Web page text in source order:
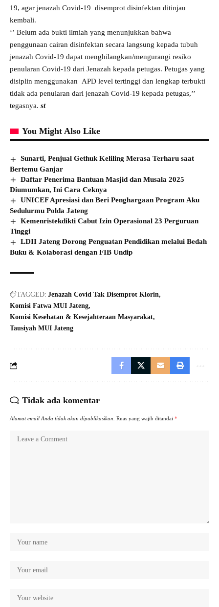
19, agar jenazah Covid-19 disemprot disinfektan ditinjau
kembali.
‘’ Belum ada bukti ilmiah yang menunjukkan bahwa
penggunaan cairan disinfektan secara langsung kepada tubuh
jenazah Covid-19 dapat menghilangkan/mengurangi resiko
penularan Covid-19 dari Jenazah kepada petugas. Petugas yang
disiplin menggunakan APD level tertinggi dan lengkap terbukti
tidak ada penularan dari jenazah Covid-19 kepada petugas,’’
tegasnya. st
You Might Also Like
Sunarti, Penjual Gethuk Keliling Merasa Terharu saat
Bertemu Ganjar
Daftar Penerima Bantuan Masjid dan Musala 2025
Diumumkan, Ini Cara Ceknya
UNICEF Apresiasi dan Beri Penghargaan Program Aku
Sedulurmu Polda Jateng
Kemenristekdikti Cabut Izin Operasional 23 Perguruan
Tinggi
LDII Jateng Dorong Penguatan Pendidikan melalui Bedah
Buku & Kolaborasi dengan FIB Undip
TAGGED: Jenazah Covid Tak Disemprot Klorin
Komisi Fatwa MUI Jateng
Komisi Kesehatan & Kesejahteraan Masyarakat
Tausiyah MUI Jateng
Tidak ada komentar
Alamat email Anda tidak akan dipublikasikan. Ruas yang wajib ditandai *